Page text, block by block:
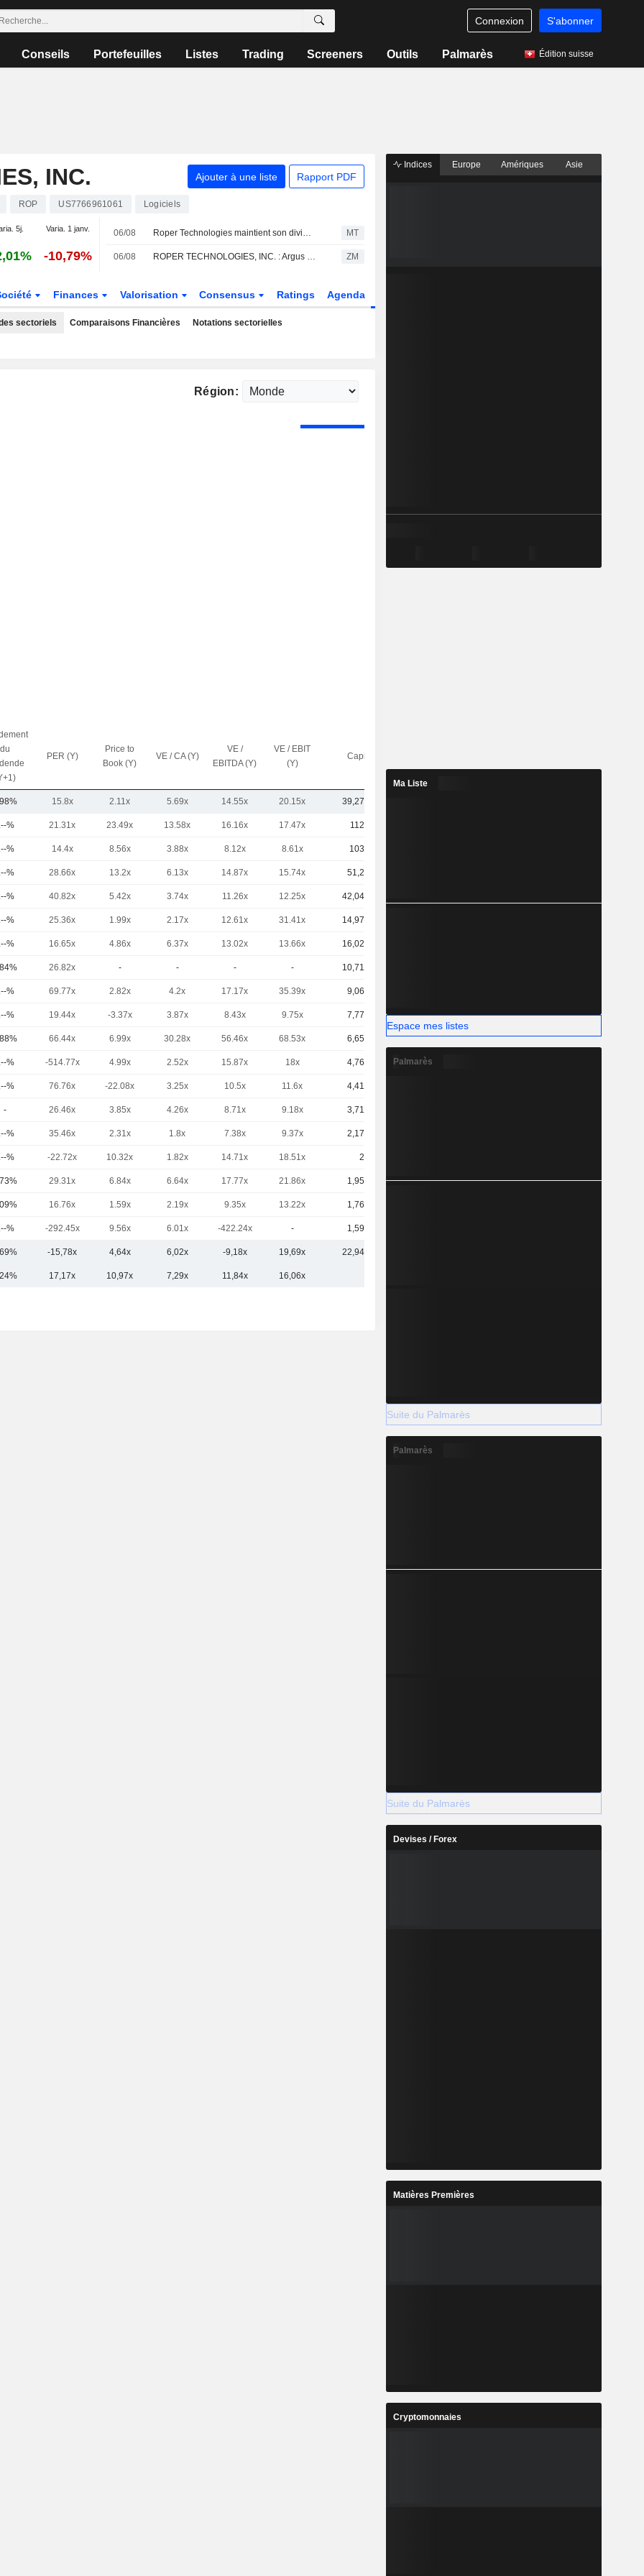
Connexion S'abonner
Conseils Portefeuilles Listes Trading Screeners Outils Palmarès Édition suisse
INC. Ajouter à une liste Rapport PDF
ROP US7766961061 Logiciels
5j. Varia. 1 janv.
-10,79%
06/08 Roper Technologies maintient son dividende trimestriel à 0,91 $ par action, payable le 21 octobre aux actionnaires inscrits au 2 octobre MT
06/08 ROPER TECHNOLOGIES, INC. : Argus passe de neutre à achat ZM
Finances Valorisation Consensus Ratings Agenda
sectoriels Comparaisons Financières Notations sectorielles
Région:
du
PER (Y)
Price to
Book (Y)
VE / CA (Y)
VE /
EBITDA (Y)
VE / EBIT
(Y)
Capi.($)
15.8x 2.11x 5.69x 14.55x 20.15x 39,27 Md
% 21.31x 23.49x 13.58x 16.16x 17.47x 112 Md
% 14.4x 8.56x 3.88x 8.12x 8.61x 103 Md
% 28.66x 13.2x 6.13x 14.87x 15.74x 51,2 Md
% 40.82x 5.42x 3.74x 11.26x 12.25x 42,04 Md
% 25.36x 1.99x 2.17x 12.61x 31.41x 14,97 Md
% 16.65x 4.86x 6.37x 13.02x 13.66x 16,02 Md
26.82x - - - - 10,71 Md
% 69.77x 2.82x 4.2x 17.17x 35.39x 9,06 Md
% 19.44x -3.37x 3.87x 8.43x 9.75x 7,77 Md
66.44x 6.99x 30.28x 56.46x 68.53x 6,65 Md
% -514.77x 4.99x 2.52x 15.87x 18x 4,76 Md
% 76.76x -22.08x 3.25x 10.5x 11.6x 4,41 Md
- 26.46x 3.85x 4.26x 8.71x 9.18x 3,71 Md
% 35.46x 2.31x 1.8x 7.38x 9.37x 2,17 Md
% -22.72x 10.32x 1.82x 14.71x 18.51x 2 Md
29.31x 6.84x 6.64x 17.77x 21.86x 1,95 Md
16.76x 1.59x 2.19x 9.35x 13.22x 1,76 Md
% -292.45x 9.56x 6.01x -422.24x - 1,59 Md
-15,78x 4,64x 6,02x -9,18x 19,69x 22,94 Md
17,17x 10,97x 7,29x 11,84x 16,06x
Indices Europe Amériques Asie
Ma Liste
Espace mes listes
Palmarès
Suite du Palmarès
Palmarès
Suite du Palmarès
Devises / Forex
Matières Premières
Cryptomonnaies